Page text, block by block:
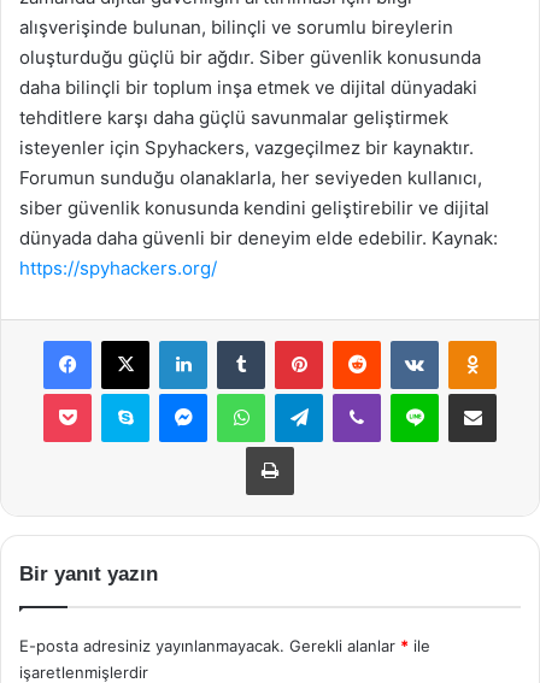
alışverişinde bulunan, bilinçli ve sorumlu bireylerin
oluşturduğu güçlü bir ağdır. Siber güvenlik konusunda
daha bilinçli bir toplum inşa etmek ve dijital dünyadaki
tehditlere karşı daha güçlü savunmalar geliştirmek
isteyenler için Spyhackers, vazgeçilmez bir kaynaktır.
Forumun sunduğu olanaklarla, her seviyeden kullanıcı,
siber güvenlik konusunda kendini geliştirebilir ve dijital
dünyada daha güvenli bir deneyim elde edebilir. Kaynak:
https://spyhackers.org/
Facebook
X LinkedInTumblr PinterestReddit VKontakte
Pocket Skype MessengerWhatsAppTelegramViber Line E-Posta ile
Yazdır
Bir yanıt yazın
E-posta adresiniz yayınlanmayacak. Gerekli alanlar * ile
işaretlenmişlerdir